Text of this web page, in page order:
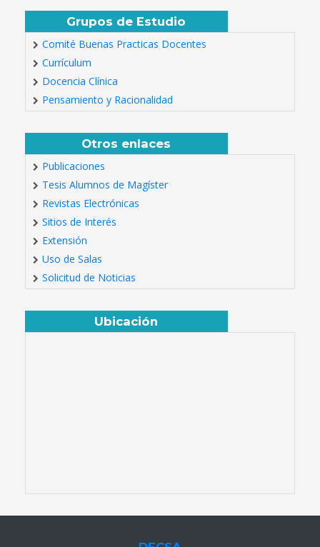
Grupos de Estudio
Comité Buenas Practicas Docentes
Currículum
Docencia Clínica
Pensamiento y Racionalidad
Otros enlaces
Publicaciones
Tesis Alumnos de Magíster
Revistas Electrónicas
Sitios de Interés
Extensión
Uso de Salas
Solicitud de Noticias
Ubicación